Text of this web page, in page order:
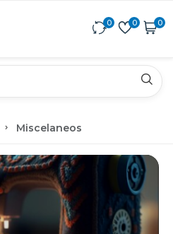
0 0 0
Miscelaneos